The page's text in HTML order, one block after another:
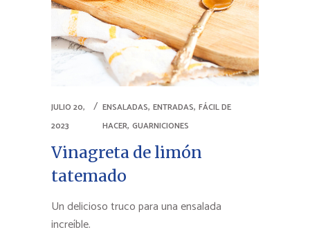
JULIO 20,
2023
ENSALADAS,ENTRADAS,FÁCIL DE
HACER,GUARNICIONES
Vinagreta de limón
tatemado
Un delicioso truco para una ensalada
increíble.